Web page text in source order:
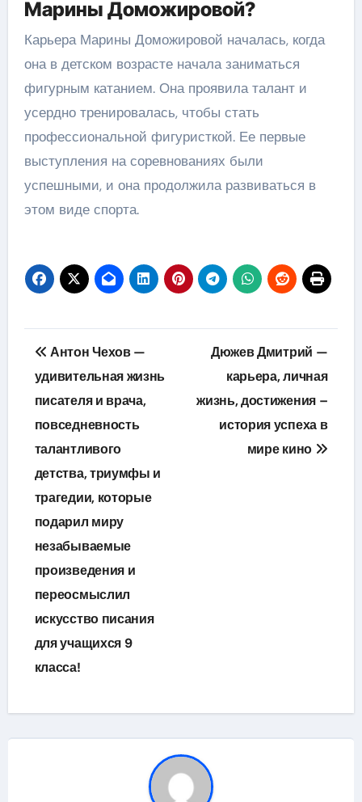
Марины Доможировой?
Карьера Марины Доможировой началась, когда
она в детском возрасте начала заниматься
фигурным катанием. Она проявила талант и
усердно тренировалась, чтобы стать
профессиональной фигуристкой. Ее первые
выступления на соревнованиях были
успешными, и она продолжила развиваться в
этом виде спорта.
Навигация
по
записям
Антон Чехов —
удивительная жизнь
писателя и врача,
повседневность
талантливого
детства, триумфы и
трагедии, которые
подарил миру
незабываемые
произведения и
переосмыслил
искусство писания
для учащихся 9
класса!
Дюжев Дмитрий —
карьера, личная
жизнь, достижения –
история успеха в
мире кино